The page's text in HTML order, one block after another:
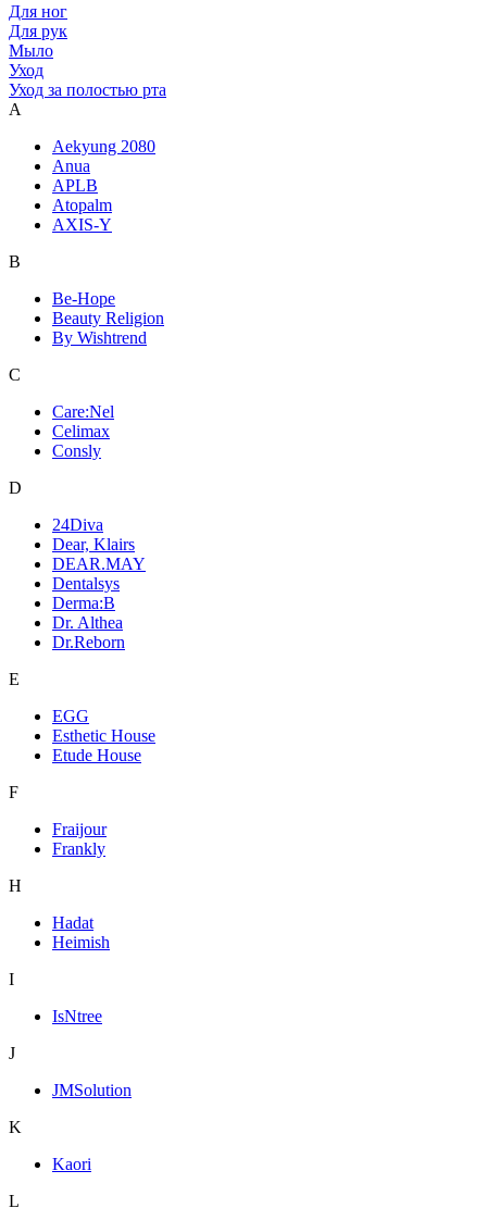
Для ног
Для рук
Мыло
Уход
Уход за полостью рта
A
Aekyung 2080
Anua
APLB
Atopalm
AXIS-Y
B
Be-Hope
Beauty Religion
By Wishtrend
C
Care:Nel
Celimax
Consly
D
24Diva
Dear, Klairs
DEAR.MAY
Dentalsys
Derma:B
Dr. Althea
Dr.Reborn
E
EGG
Esthetic House
Etude House
F
Fraijour
Frankly
H
Hadat
Heimish
I
IsNtree
J
JMSolution
K
Kaori
L